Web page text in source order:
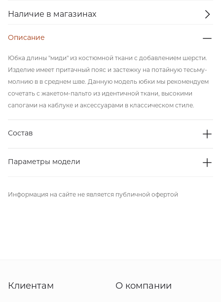
Наличие в магазинах
Описание
Юбка длины "миди" из костюмной ткани с добавлением шерсти.
Изделие имеет притачный пояс и застежку на потайную тесьму-
молнию в в среднем шве. Данную модель юбки мы рекомендуем
сочетать с жакетом-пальто из идентичной ткани, высокими
сапогами на каблуке и аксессуарами в классическом стиле.
Состав
Параметры модели
Информация на сайте не является публичной офертой
Клиентам О компании